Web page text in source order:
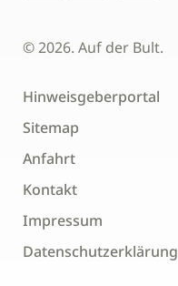
© 2026. Auf der Bult.
Hinweisgeberportal
Sitemap
Anfahrt
Kontakt
Impressum
Datenschutzerklärung